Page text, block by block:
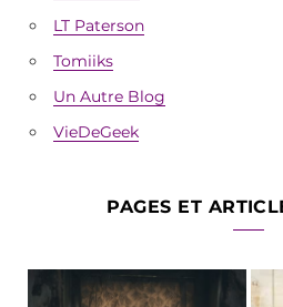
LT Paterson
Tomiiks
Un Autre Blog
VieDeGeek
PAGES ET